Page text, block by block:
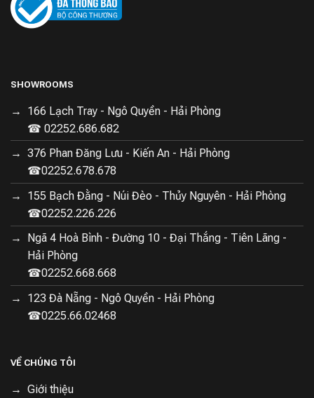
Công nghệ kiểm soát mạt bụi và bọ ve
SHOWROOMS
166 Lạch Tray - Ngô Quyền - Hải Phòng
☎ 02252.686.682
376 Phan Đăng Lưu - Kiến An - Hải Phòng
☎02252.678.678
155 Bạch Đằng - Núi Đèo - Thủy Nguyên - Hải Phòng
☎02252.226.226
Ngã 4 Hoà Bình - Đường 10 - Đại Thắng - Tiên Lãng -
Hải Phòng
☎02252.668.668
123 Đà Nẵng - Ngô Quyền - Hải Phòng
☎0225.66.02468
VỀ CHÚNG TÔI
Giới thiệu